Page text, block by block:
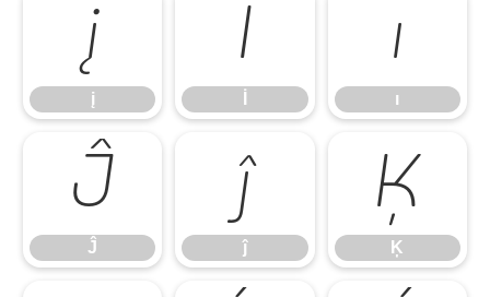
į
į
İ ı
ı
Ĵ
Ĵ
ĵ
ĵ
Ķ
Ķ